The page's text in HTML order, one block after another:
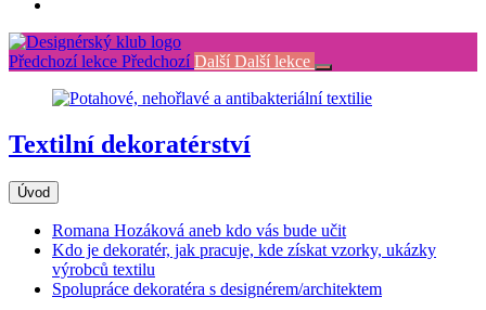
Return
to
Textilní
Předchozí lekce Předchozí Další Další lekce
Textilní dekoratérství
Úvod
Romana Hozáková aneb kdo vás bude učit
Kdo je dekoratér, jak pracuje, kde získat vzorky, ukázky
výrobců textilu
Spolupráce dekoratéra s designérem/architektem